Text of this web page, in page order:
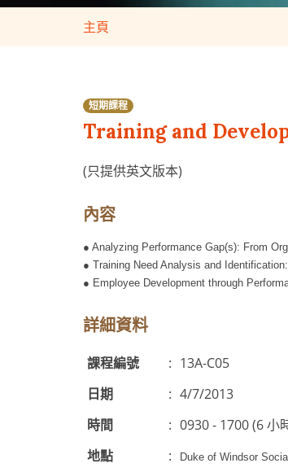
主頁
短期課程
Training and
(只提供英文版本)
內容
● Analyzing Performance Gap(s): From
● Training Need Analysis and
● Employee Development through
詳細資料
課程編號 : 13A-C05
日期
: 4/7/2013
時間
: 0930 - 1700 (6 小
地點
: Duke of Windsor